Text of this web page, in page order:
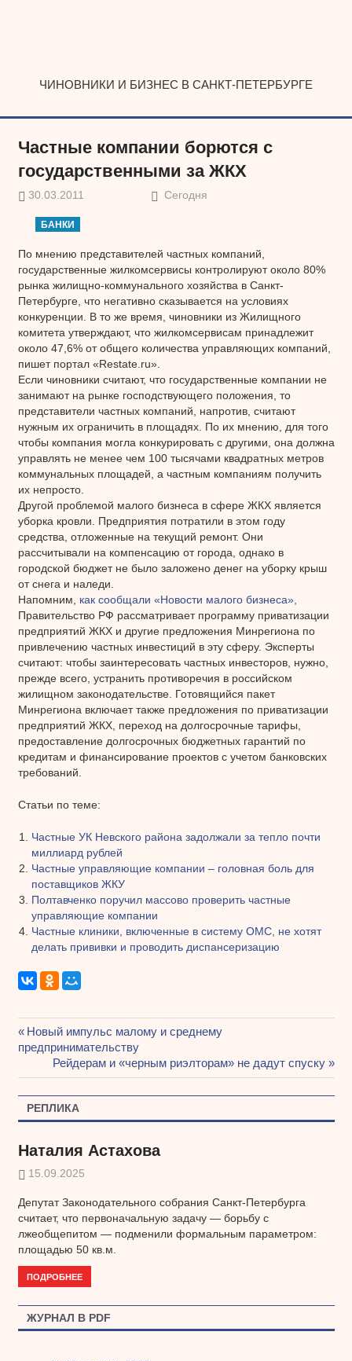
ЧИНОВНИКИ И БИЗНЕС В САНКТ-ПЕТЕРБУРГЕ
Частные компании борются с
государственными за ЖКХ
30.03.2011 Сегодня
БАНКИ
По мнению представителей частных компаний,
государственные жилкомсервисы контролируют около 80%
рынка жилищно-коммунального хозяйства в Санкт-
Петербурге, что негативно сказывается на условиях
конкуренции. В то же время, чиновники из Жилищного
комитета утверждают, что жилкомсервисам принадлежит
около 47,6% от общего количества управляющих компаний,
пишет портал «Restate.ru».
Если чиновники считают, что государственные компании не
занимают на рынке господствующего положения, то
представители частных компаний, напротив, считают
нужным их ограничить в площадях. По их мнению, для того
чтобы компания могла конкурировать с другими, она должна
управлять не менее чем 100 тысячами квадратных метров
коммунальных площадей, а частным компаниям получить
их непросто.
Другой проблемой малого бизнеса в сфере ЖКХ является
уборка кровли. Предприятия потратили в этом году
средства, отложенные на текущий ремонт. Они
рассчитывали на компенсацию от города, однако в
городской бюджет не было заложено денег на уборку крыш
от снега и наледи.
Напомним, как сообщали «Новости малого бизнеса»,
Правительство РФ рассматривает программу приватизации
предприятий ЖКХ и другие предложения Минрегиона по
привлечению частных инвестиций в эту сферу. Эксперты
считают: чтобы заинтересовать частных инвесторов, нужно,
прежде всего, устранить противоречия в российском
жилищном законодательстве. Готовящийся пакет
Минрегиона включает также предложения по приватизации
предприятий ЖКХ, переход на долгосрочные тарифы,
предоставление долгосрочных бюджетных гарантий по
кредитам и финансирование проектов с учетом банковских
требований.
Статьи по теме:
Частные УК Невского района задолжали за тепло почти
миллиард рублей
Частные управляющие компании – головная боль для
поставщиков ЖКУ
Полтавченко поручил массово проверить частные
управляющие компании
Частные клиники, включенные в систему ОМС, не хотят
делать прививки и проводить диспансеризацию
Навигация
по
записям
Предыдущая
запись:
Новый импульс малому и среднему
предпринимательству
Следующая
запись:
Рейдерам и «черным риэлторам» не дадут спуску
РЕПЛИКА
Наталия Астахова
15.09.2025
Депутат Законодательного собрания Санкт-Петербурга
считает, что первоначальную задачу — борьбу с
лжеобщепитом — подменили формальным параметром:
площадью 50 кв.м.
ПОДРОБНЕЕ
ЖУРНАЛ В PDF